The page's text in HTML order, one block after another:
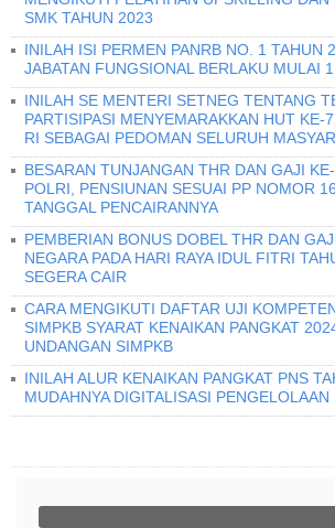
SMK TAHUN 2023
INILAH ISI PERMEN PANRB NO. 1 TAHUN
JABATAN FUNGSIONAL BERLAKU MULAI
INILAH SE MENTERI SETNEG TENTANG
PARTISIPASI MENYEMARAKKAN HUT KE-
RI SEBAGAI PEDOMAN SELURUH
BESARAN TUNJANGAN THR DAN GAJI
POLRI, PENSIUNAN SESUAI PP NOMOR
TANGGAL PENCAIRANNYA
PEMBERIAN BONUS DOBEL THR DAN
NEGARA PADA HARI RAYA IDUL FITRI
SEGERA CAIR
CARA MENGIKUTI DAFTAR UJI
SIMPKB SYARAT KENAIKAN PANGKAT
UNDANGAN SIMPKB
INILAH ALUR KENAIKAN PANGKAT PNS
MUDAHNYA DIGITALISASI PENGELOLAAN